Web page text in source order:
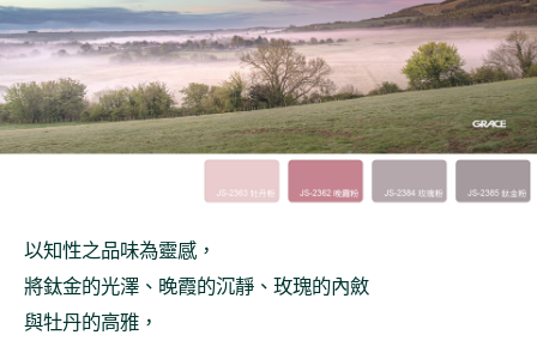
以知性之品味為靈感，
將鈦金的光澤、晚霞的沉靜、玫瑰的內斂
與牡丹的高雅，